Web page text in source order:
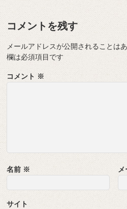
コメントを残す
メールアドレスが公開されることはあ
欄は必須項目です
コメント ※
名前 ※ メ
サイト